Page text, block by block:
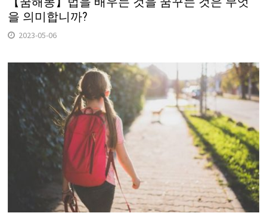
을 의미합니까?
2023-05-06